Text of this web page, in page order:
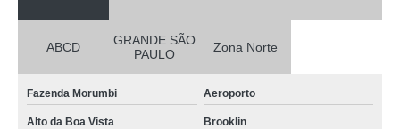
ABCD
GRANDE SÃO
PAULO
Zona Norte
Fazenda Morumbi Aeroporto
Alto da Boa Vista Brooklin